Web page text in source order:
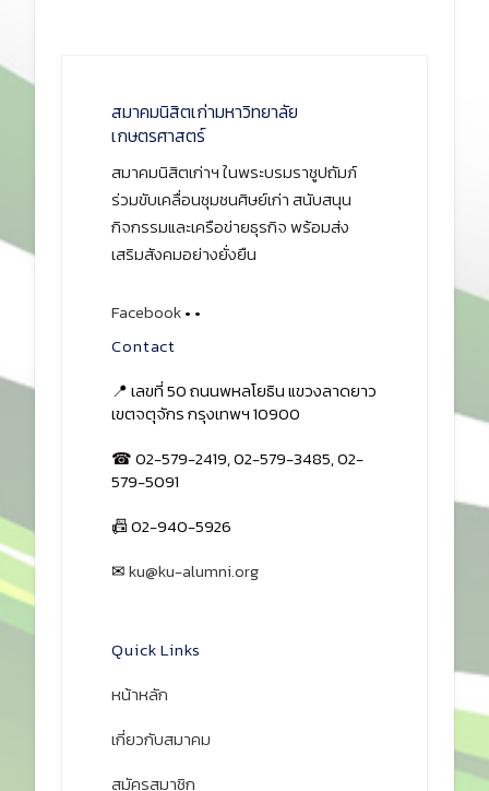
สมาคมนิสิตเก่ามหาวิทยาลัย
เกษตรศาสตร์
สมาคมนิสิตเก่าฯ ในพระบรมราชูปถัมภ์
ร่วมขับเคลื่อนชุมชนศิษย์เก่า สนับสนุน
กิจกรรมและเครือข่ายธุรกิจ พร้อมส่ง
เสริมสังคมอย่างยั่งยืน
Facebook• •
Contact
📍 เลขที่ 50 ถนนพหลโยธิน แขวงลาดยาว
เขตจตุจักร กรุงเทพฯ 10900
☎ 02-579-2419, 02-579-3485, 02-
579-5091
📠 02-940-5926
✉ku@ku-alumni.org
Quick Links
หน้าหลัก
เกี่ยวกับสมาคม
สมัครสมาชิก